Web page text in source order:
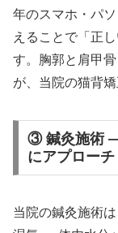
年のスマホ・パ
えることで「正
す。胸郭と肩甲
が、当院の猫背矯
③ 鍼灸施術
にアプローチ
当院の鍼灸施術